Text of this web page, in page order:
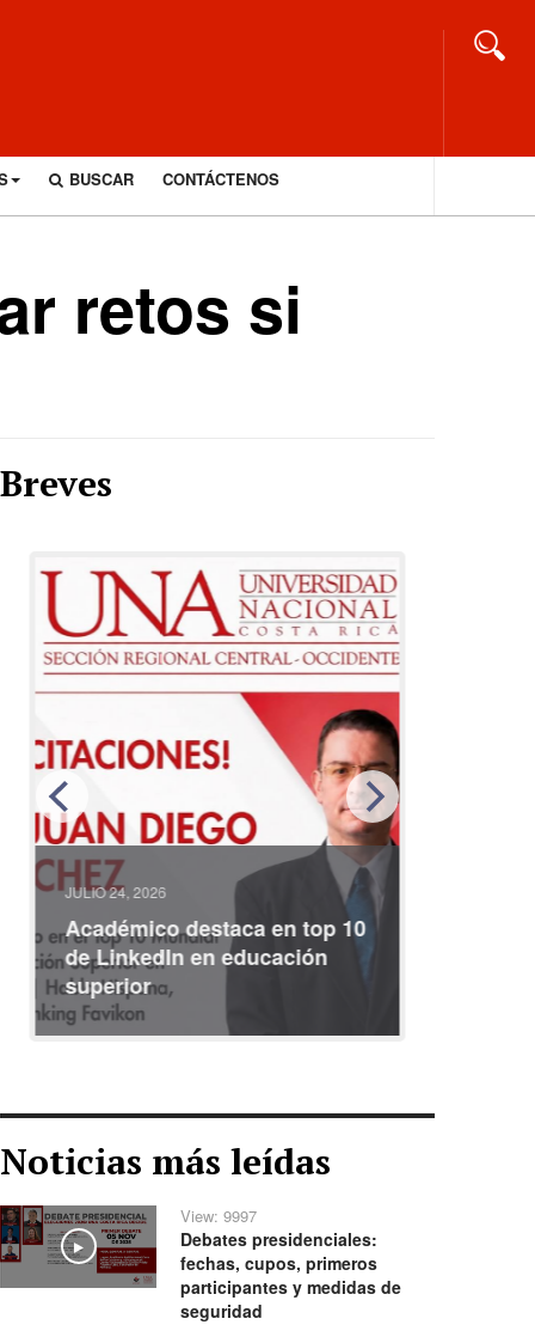
BUSCAR CONTÁCTENOS
retos si
Breves
JULIO 24, 2026
Académico destaca en top 10
de LinkedIn en educación
superior
Noticias más leídas
Play
View: 9997
Debates presidenciales:
fechas, cupos, primeros
participantes y medidas de
seguridad